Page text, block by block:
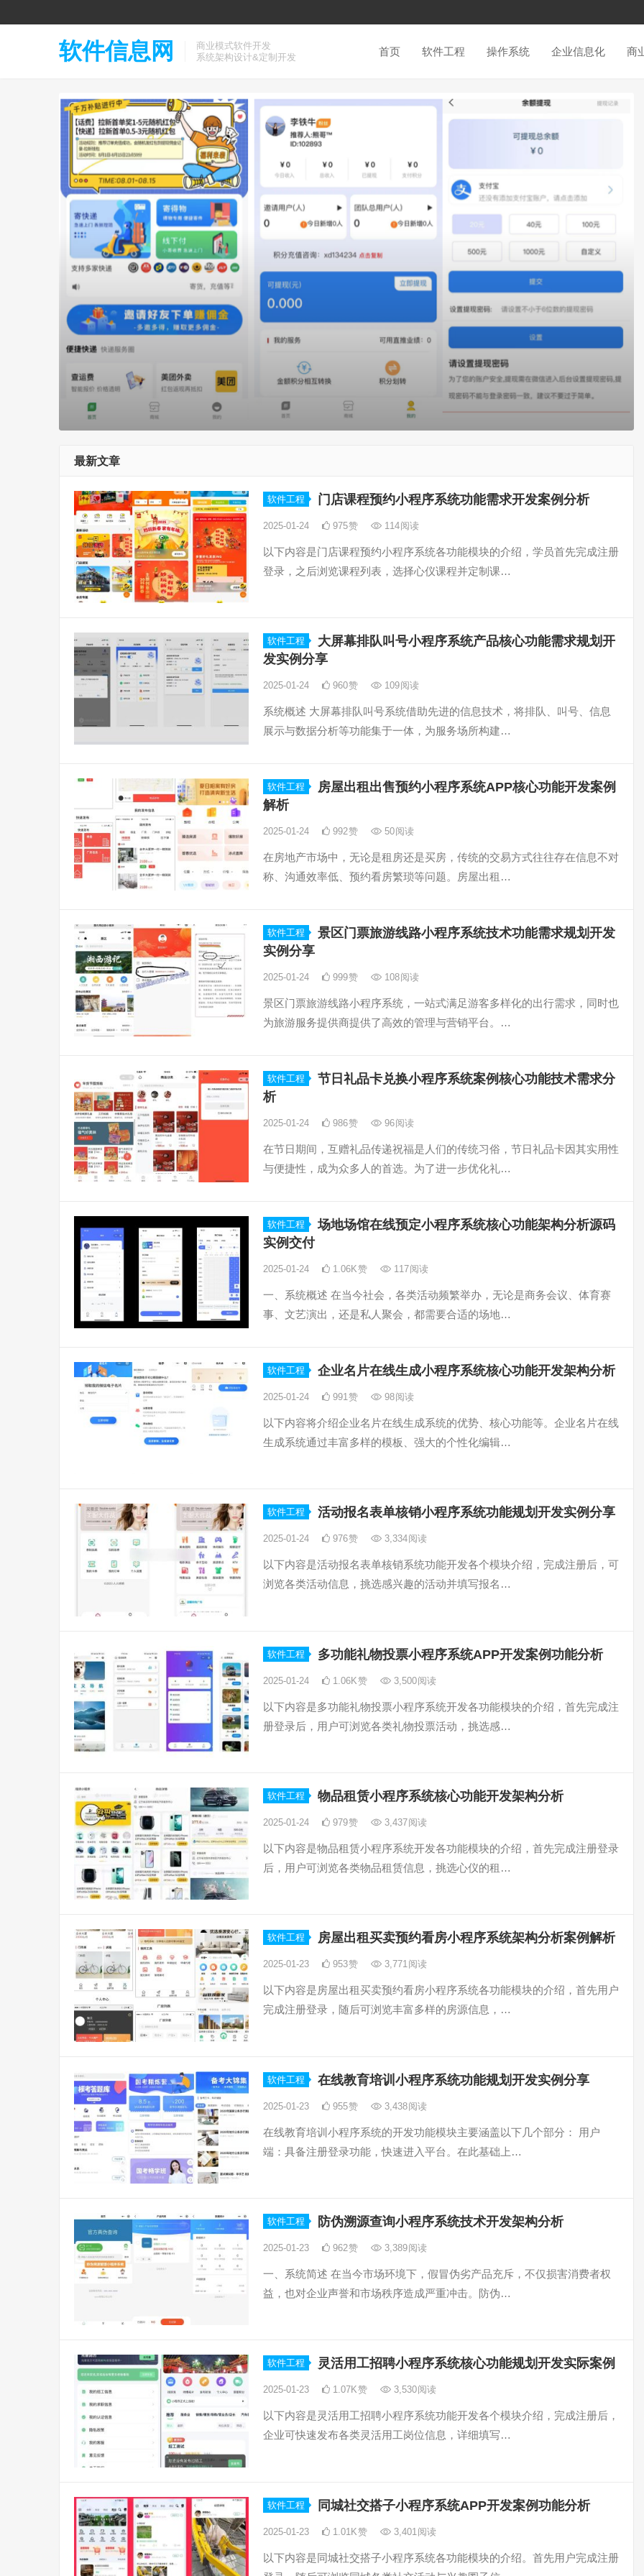
软件信息网
商业模式软件开发
系统架构设计&定制开发
首页 软件工程 操作系统 企业信息化 商
最新文章
软件工程 门店课程预约小程序系统功能需求开发案例分析
2025-01-24 975赞 114阅读
以下内容是门店课程预约小程序系统各功能模块的介绍，学员首先完成注册
登录，之后浏览课程列表，选择心仪课程并定制课…
软件工程
大屏幕排队叫号小程序系统产品核心功能需求规划开
发实例分享
2025-01-24 960赞 109阅读
系统概述 大屏幕排队叫号系统借助先进的信息技术，将排队、叫号、信息
展示与数据分析等功能集于一体，为服务场所构建…
软件工程
房屋出租出售预约小程序系统APP核心功能开发案例
解析
2025-01-24 992赞 50阅读
在房地产市场中，无论是租房还是买房，传统的交易方式往往存在信息不对
称、沟通效率低、预约看房繁琐等问题。房屋出租…
软件工程
景区门票旅游线路小程序系统技术功能需求规划开发
实例分享
2025-01-24 999赞 108阅读
景区门票旅游线路小程序系统，一站式满足游客多样化的出行需求，同时也
为旅游服务提供商提供了高效的管理与营销平台。…
软件工程
节日礼品卡兑换小程序系统案例核心功能技术需求分
析
2025-01-24 986赞 96阅读
在节日期间，互赠礼品传递祝福是人们的传统习俗，节日礼品卡因其实用性
与便捷性，成为众多人的首选。为了进一步优化礼…
软件工程
场地场馆在线预定小程序系统核心功能架构分析源码
实例交付
2025-01-24 1.06K赞 117阅读
一、系统概述 在当今社会，各类活动频繁举办，无论是商务会议、体育赛
事、文艺演出，还是私人聚会，都需要合适的场地…
软件工程 企业名片在线生成小程序系统核心功能开发架构分析
2025-01-24 991赞 98阅读
以下内容将介绍企业名片在线生成系统的优势、核心功能等。企业名片在线
生成系统通过丰富多样的模板、强大的个性化编辑…
软件工程 活动报名表单核销小程序系统功能规划开发实例分享
2025-01-24 976赞 3,334阅读
以下内容是活动报名表单核销系统功能开发各个模块介绍，完成注册后，可
浏览各类活动信息，挑选感兴趣的活动并填写报名…
软件工程 多功能礼物投票小程序系统APP开发案例功能分析
2025-01-24 1.06K赞 3,500阅读
以下内容是多功能礼物投票小程序系统开发各功能模块的介绍，首先完成注
册登录后，用户可浏览各类礼物投票活动，挑选感…
软件工程 物品租赁小程序系统核心功能开发架构分析
2025-01-24 979赞 3,437阅读
以下内容是物品租赁小程序系统开发各功能模块的介绍，首先完成注册登录
后，用户可浏览各类物品租赁信息，挑选心仪的租…
软件工程 房屋出租买卖预约看房小程序系统架构分析案例解析
2025-01-23 953赞 3,771阅读
以下内容是房屋出租买卖预约看房小程序系统各功能模块的介绍，首先用户
完成注册登录，随后可浏览丰富多样的房源信息，…
软件工程 在线教育培训小程序系统功能规划开发实例分享
2025-01-23 955赞 3,438阅读
在线教育培训小程序系统的开发功能模块主要涵盖以下几个部分： 用户
端：具备注册登录功能，快速进入平台。在此基础上…
软件工程 防伪溯源查询小程序系统技术开发架构分析
2025-01-23 962赞 3,389阅读
一、系统简述 在当今市场环境下，假冒伪劣产品充斥，不仅损害消费者权
益，也对企业声誉和市场秩序造成严重冲击。防伪…
软件工程 灵活用工招聘小程序系统核心功能规划开发实际案例
2025-01-23 1.07K赞 3,530阅读
以下内容是灵活用工招聘小程序系统功能开发各个模块介绍，完成注册后，
企业可快速发布各类灵活用工岗位信息，详细填写…
软件工程 同城社交搭子小程序系统APP开发案例功能分析
2025-01-23 1.01K赞 3,401 阅读
以下内容是同城社交搭子小程序系统各功能模块的介绍。首先用户完成注册